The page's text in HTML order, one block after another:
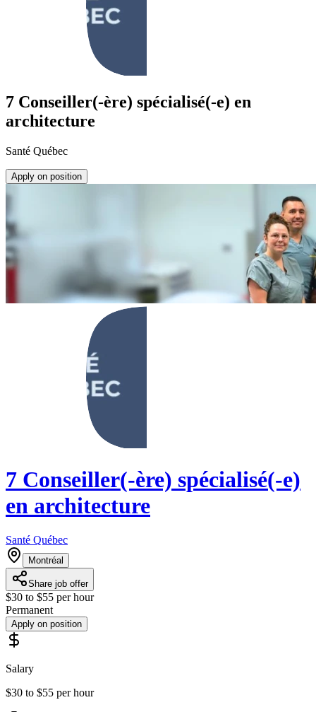
7 Conseiller(-ère) spécialisé(-e) en
architecture
Santé Québec
Apply on position
7 Conseiller(-ère) spécialisé(-e)
en architecture
Santé Québec
Montréal
Share job offer
$30 to $55 per hour
Permanent
Apply on position
Salary
$30 to $55 per hour